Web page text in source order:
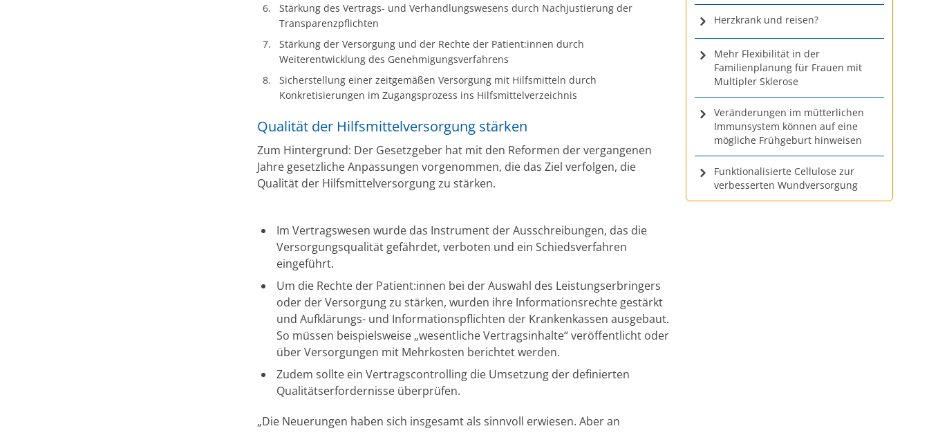
Stärkung des Vertrags- und Verhandlungswesens durch Nachjustierung der
Transparenzpflichten
Stärkung der Versorgung und der Rechte der Patient:innen durch
Weiterentwicklung des Genehmigungsverfahrens
Sicherstellung einer zeitgemäßen Versorgung mit Hilfsmitteln durch
Konkretisierungen im Zugangsprozess ins Hilfsmittelverzeichnis
Qualität der Hilfsmittelversorgung stärken
Zum Hintergrund: Der Gesetzgeber hat mit den Reformen der vergangenen
Jahre gesetzliche Anpassungen vorgenommen, die das Ziel verfolgen, die
Qualität der Hilfsmittelversorgung zu stärken.
Im Vertragswesen wurde das Instrument der Ausschreibungen, das die
Versorgungsqualität gefährdet, verboten und ein Schiedsverfahren
eingeführt.
Um die Rechte der Patient:innen bei der Auswahl des Leistungserbringers
oder der Versorgung zu stärken, wurden ihre Informationsrechte gestärkt
und Aufklärungs- und Informationspflichten der Krankenkassen ausgebaut.
So müssen beispielsweise „wesentliche Vertragsinhalte“ veröffentlicht oder
über Versorgungen mit Mehrkosten berichtet werden.
Zudem sollte ein Vertragscontrolling die Umsetzung der definierten
Qualitätserfordernisse überprüfen.
„Die Neuerungen haben sich insgesamt als sinnvoll erwiesen. Aber an
Herzkrank und reisen?
Mehr Flexibilität in der
Familienplanung für Frauen mit
Multipler Sklerose
Veränderungen im mütterlichen
Immunsystem können auf eine
mögliche Frühgeburt hinweisen
Funktionalisierte Cellulose zur
verbesserten Wundversorgung